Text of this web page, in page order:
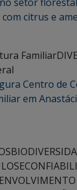
citrus e
Familiar
Centro de
em